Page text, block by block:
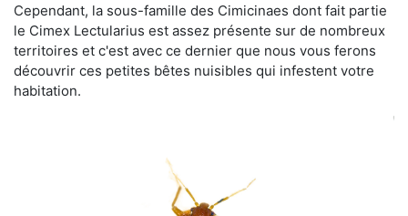
Cependant, la sous-famille des Cimicinaes dont fait partie
le Cimex Lectularius est assez présente sur de nombreux
territoires et c'est avec ce dernier que nous vous ferons
découvrir ces petites bêtes nuisibles qui infestent votre
habitation.